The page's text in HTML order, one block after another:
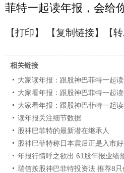
菲特一起读年报，会给
【打印】 【复制链接】【
相关链接
大家读年报：跟股神巴菲特一起读
大家看年报：跟股神巴菲特一起读
大家看年报：跟股神巴菲特一起
读年报关注细节数据
股神巴菲特的最新潜在继承人
股神巴菲特称日本震后正是入市
年报行情呼之欲出 61股年报业绩
瑞信按股神巴菲特投资法 推荐8只